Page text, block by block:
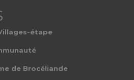
étape
de Brocéliande